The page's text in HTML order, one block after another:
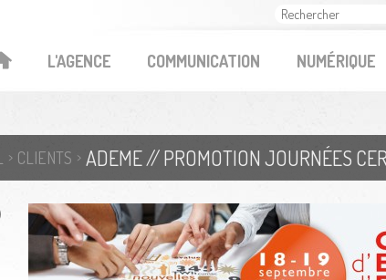
L'AGENCE COMMUNICATION NUMÉRIQUE
CLIENTS ADEME // PROMOTION JOURNÉES